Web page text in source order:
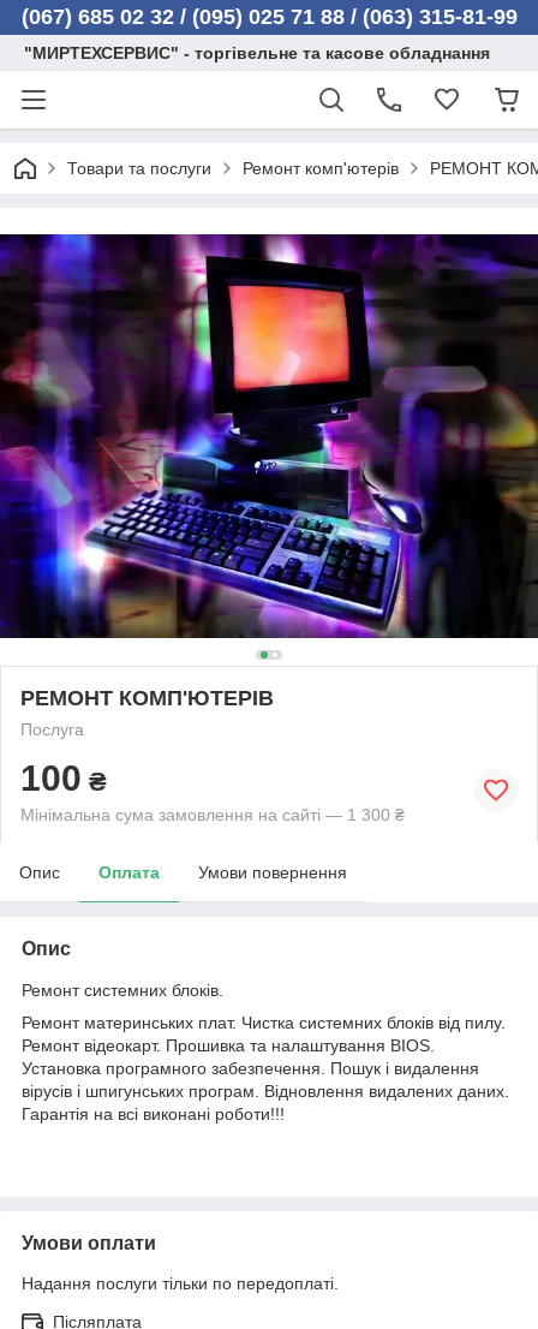
(067) 685 02 32 / (095) 025 71 88 / (063) 315-81-99
"МИРТЕХСЕРВИС" - торгівельне та касове обладнання
Товари та послуги Ремонт комп'ютерів РЕМОНТ
РЕМОНТ КОМП'ЮТЕРІВ
Послуга
100 ₴
Мінімальна сума замовлення на сайті — 1 300 ₴
Опис Оплата Умови повернення
Опис
Ремонт системних блоків.
Ремонт материнських плат. Чистка системних блоків від пилу.
Ремонт відеокарт. Прошивка та налаштування BIOS.
Установка програмного забезпечення. Пошук і видалення
вірусів і шпигунських програм. Відновлення видалених даних.
Гарантія на всі виконані роботи!!!
Умови оплати
Надання послуги тільки по передоплаті.
Післяплата